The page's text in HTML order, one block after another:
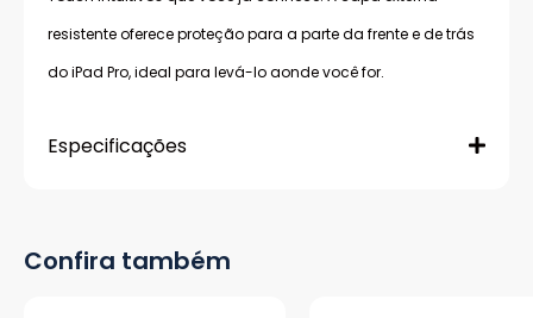
resistente oferece proteção para a parte da frente e de trás
do iPad Pro, ideal para levá-lo aonde você for.
Especificações
Confira também